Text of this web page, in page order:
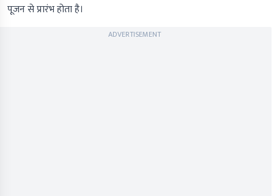
पूजन से प्रारंभ होता है।
ADVERTISEMENT